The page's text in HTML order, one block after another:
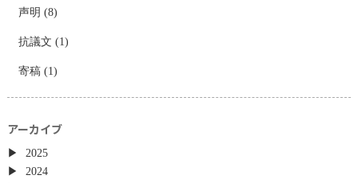
声明 (8)
抗議文 (1)
寄稿(1)
アーカイブ
2025
2024